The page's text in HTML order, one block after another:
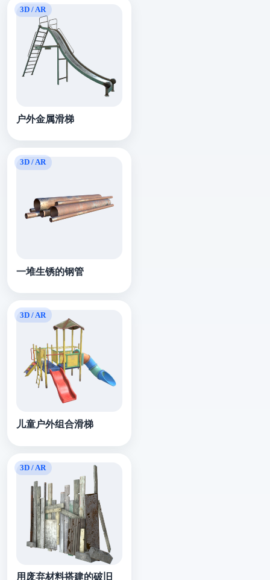
户外金属滑梯
一堆生锈的钢管
儿童户外组合滑梯
用废弃材料搭建的破旧